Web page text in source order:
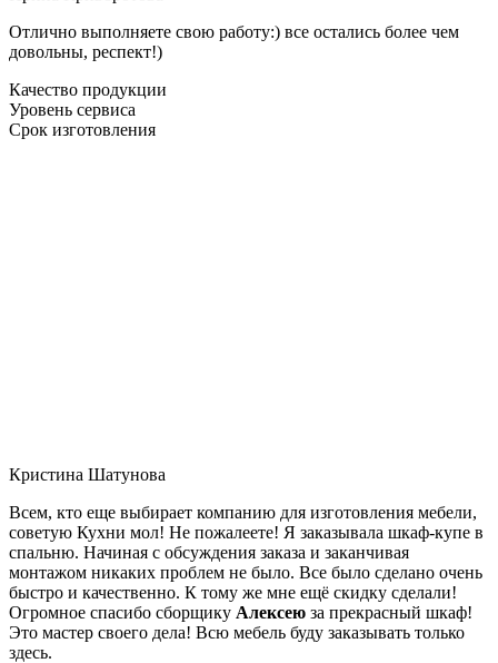
Отлично выполняете свою работу:) все остались более чем
довольны, респект!)
Качество продукции
Уровень сервиса
Срок изготовления
Кристина Шатунова
Всем, кто еще выбирает компанию для изготовления мебели,
советую Кухни мол! Не пожалеете! Я заказывала шкаф-купе в
спальню. Начиная с обсуждения заказа и заканчивая
монтажом никаких проблем не было. Все было сделано очень
быстро и качественно. К тому же мне ещё скидку сделали!
Огромное спасибо сборщику Алексею за прекрасный шкаф!
Это мастер своего дела! Всю мебель буду заказывать только
здесь.